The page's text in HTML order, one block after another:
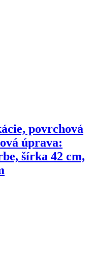
povrchová
úprava:
šírka 42 cm,